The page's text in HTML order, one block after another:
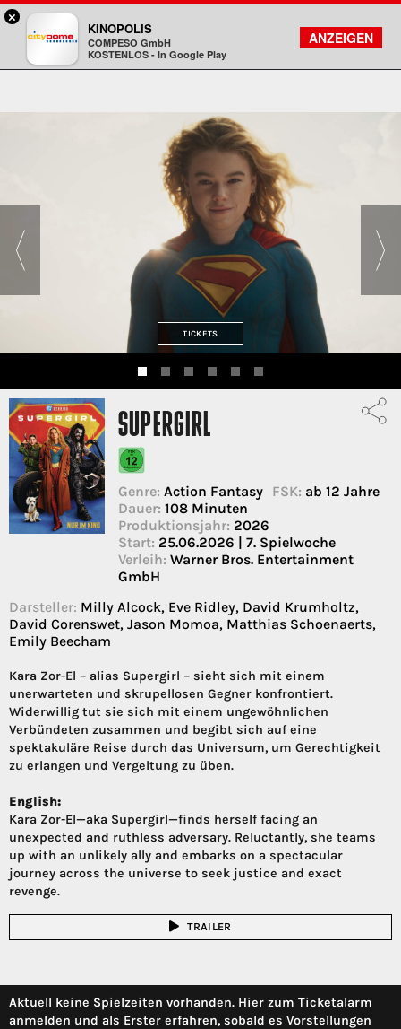
Kinopolis
FILMSUCHE
KONTO
TICKETS
SUPERGIRL
Genre: Action Fantasy FSK: ab 12 Jahre
Dauer: 108 Minuten
Produktionsjahr: 2026
Start: 25.06.2026 | 7. Spielwoche
Verleih: Warner Bros. Entertainment
GmbH
Darsteller: Milly Alcock, Eve Ridley, David Krumholtz,
David Corenswet, Jason Momoa, Matthias Schoenaerts,
Emily Beecham
Kara Zor-El – alias Supergirl – sieht sich mit einem
unerwarteten und skrupellosen Gegner konfrontiert.
Widerwillig tut sie sich mit einem ungewöhnlichen
Verbündeten zusammen und begibt sich auf eine
spektakuläre Reise durch das Universum, um Gerechtigkeit
zu erlangen und Vergeltung zu üben.
English:
Kara Zor-El—aka Supergirl—finds herself facing an
unexpected and ruthless adversary. Reluctantly, she teams
up with an unlikely ally and embarks on a spectacular
journey across the universe to seek justice and exact
revenge.
TRAILER
Aktuell keine Spielzeiten vorhanden. Hier zum Ticketalarm
anmelden und als Erster erfahren, sobald es Vorstellungen
×
KINOPOLIS
COMPESO GmbH
KOSTENLOS - In Google Play
ANZEIGEN